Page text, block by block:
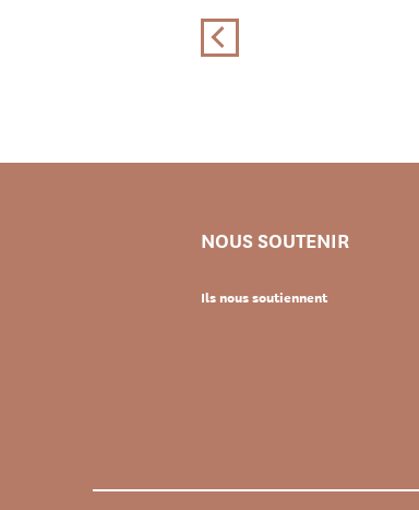
NOUS SOUTENIR
Ils nous soutiennent